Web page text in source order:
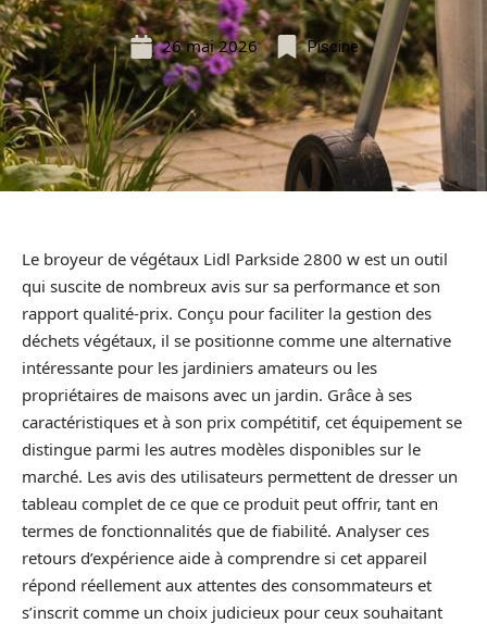
26 mai 2026 Piscine
Le broyeur de végétaux Lidl Parkside 2800 w est un outil
qui suscite de nombreux avis sur sa performance et son
rapport qualité-prix. Conçu pour faciliter la gestion des
déchets végétaux, il se positionne comme une alternative
intéressante pour les jardiniers amateurs ou les
propriétaires de maisons avec un jardin. Grâce à ses
caractéristiques et à son prix compétitif, cet équipement se
distingue parmi les autres modèles disponibles sur le
marché. Les avis des utilisateurs permettent de dresser un
tableau complet de ce que ce produit peut offrir, tant en
termes de fonctionnalités que de fiabilité. Analyser ces
retours d’expérience aide à comprendre si cet appareil
répond réellement aux attentes des consommateurs et
s’inscrit comme un choix judicieux pour ceux souhaitant